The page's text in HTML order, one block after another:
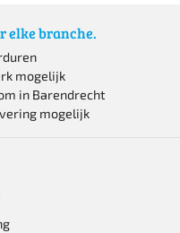
elke branche.
mogelijk
in Barendrecht
mogelijk